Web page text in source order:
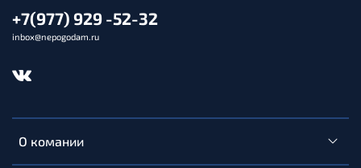
О комании
+7(977) 929 -52-32
inbox@nepogodam.ru